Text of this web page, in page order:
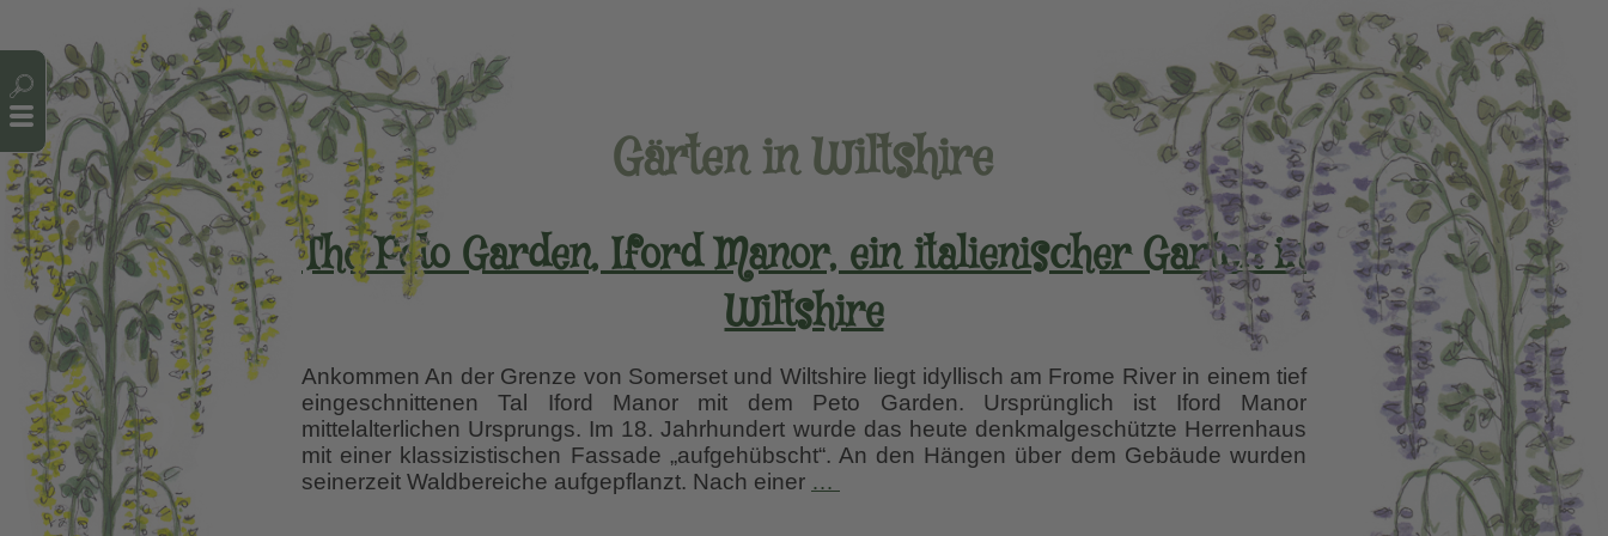
Gärten in Wiltshire
The Peto Garden, Iford Manor, ein italienischer Garten in
Wiltshire
Ankommen An der Grenze von Somerset und Wiltshire liegt idyllisch am Frome River in einem tief
eingeschnittenen Tal Iford Manor mit dem Peto Garden. Ursprünglich ist Iford Manor
mittelalterlichen Ursprungs. Im 18. Jahrhundert wurde das heute denkmalgeschützte Herrenhaus
mit einer klassizistischen Fassade „aufgehübscht“. An den Hängen über dem Gebäude wurden
seinerzeit Waldbereiche aufgepflanzt. Nach einer …
Cookie-Einstellungen